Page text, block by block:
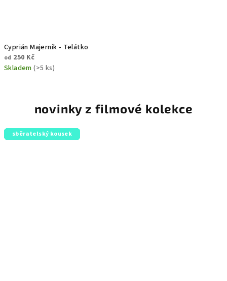
Cyprián Majerník - Telátko
od 250 Kč
Skladem(>5 ks)
novinky z filmové kolekce
sběratelský kousek
sběratelský kousek
sběratelský kousek
sběratelský kousek
sběratelský kousek
sběratelský kousek
sběratelský kousek
sběratelský kousek
sběratelský kousek
sběratelský kousek